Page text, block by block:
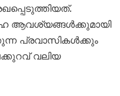
ആവശ്യങ്ങൾക്കുമായി
പ്രവാസികൾക്കും
വലിയ